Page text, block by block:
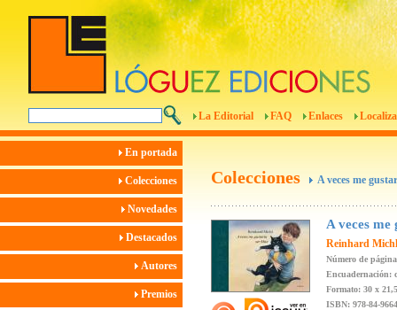
La Editorial FAQ Enlaces
En portada
Colecciones
Novedades
Destacados
Autores
Premios
Colecciones A veces me
A veces
Reinhard Michl
Número de
Encuadernación:
Formato: 30 x
ISBN: 978-84-